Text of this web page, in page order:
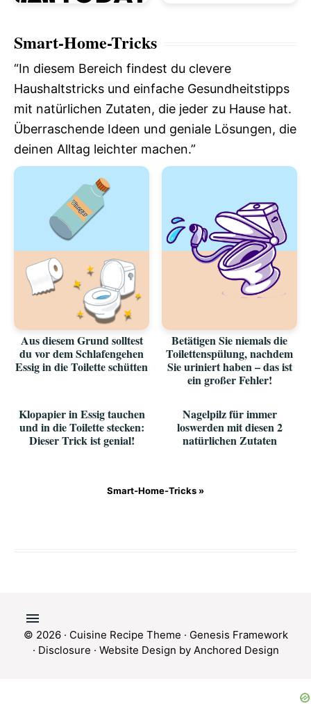
Smart-Home-Tricks
“In diesem Bereich findest du clevere
Haushaltstricks und einfache Gesundheitstipps
mit natürlichen Zutaten, die jeder zu Hause hat.
Überraschende Ideen und geniale Lösungen, die
deinen Alltag leichter machen.”
Aus diesem Grund solltest
du vor dem Schlafengehen
Essig in die Toilette schütten
Betätigen Sie niemals die
Toilettenspülung, nachdem
Sie uriniert haben – das ist
ein großer Fehler!
Klopapier in Essig tauchen
und in die Toilette stecken:
Dieser Trick ist genial!
Nagelpilz für immer
loswerden mit diesen 2
natürlichen Zutaten
Smart-Home-Tricks »
© 2026 · Cuisine Recipe Theme · Genesis Framework
· Disclosure · Website Design by Anchored Design